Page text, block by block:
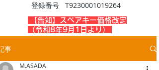
登録番号 T9230001019264
​【告知】スペアキー価格改定
（令和8年9月1日より）
事
M.ASADA